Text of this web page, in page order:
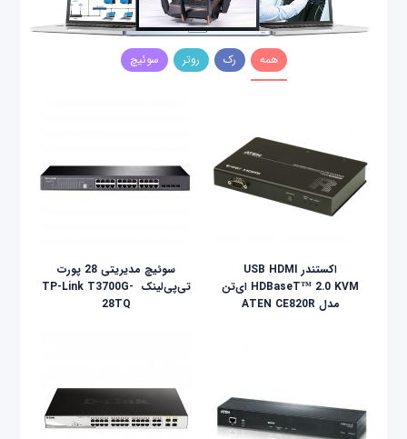
همه رک روتر سوئیچ
اکستندر USB HDMI
HDBaseT™ 2.0 KVM ای‌تن
مدل ATEN CE820R
سوئیچ مدیریتی 28 پورت
تی‌پی‌لینک ‌ TP-Link T3700G-
28TQ